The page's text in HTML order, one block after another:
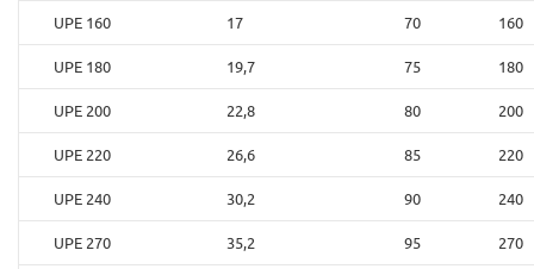
UPE 160 17 70 160
UPE 180 19,7 75 180
UPE 200 22,8 80 200
UPE 220 26,6 85 220
UPE 240 30,2 90 240
UPE 270 35,2 95 270